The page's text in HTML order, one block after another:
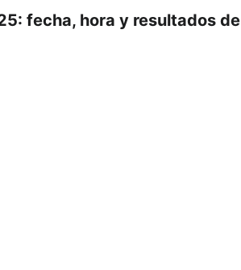
fecha, hora y resultados de